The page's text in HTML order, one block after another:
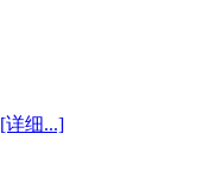
[详细...]